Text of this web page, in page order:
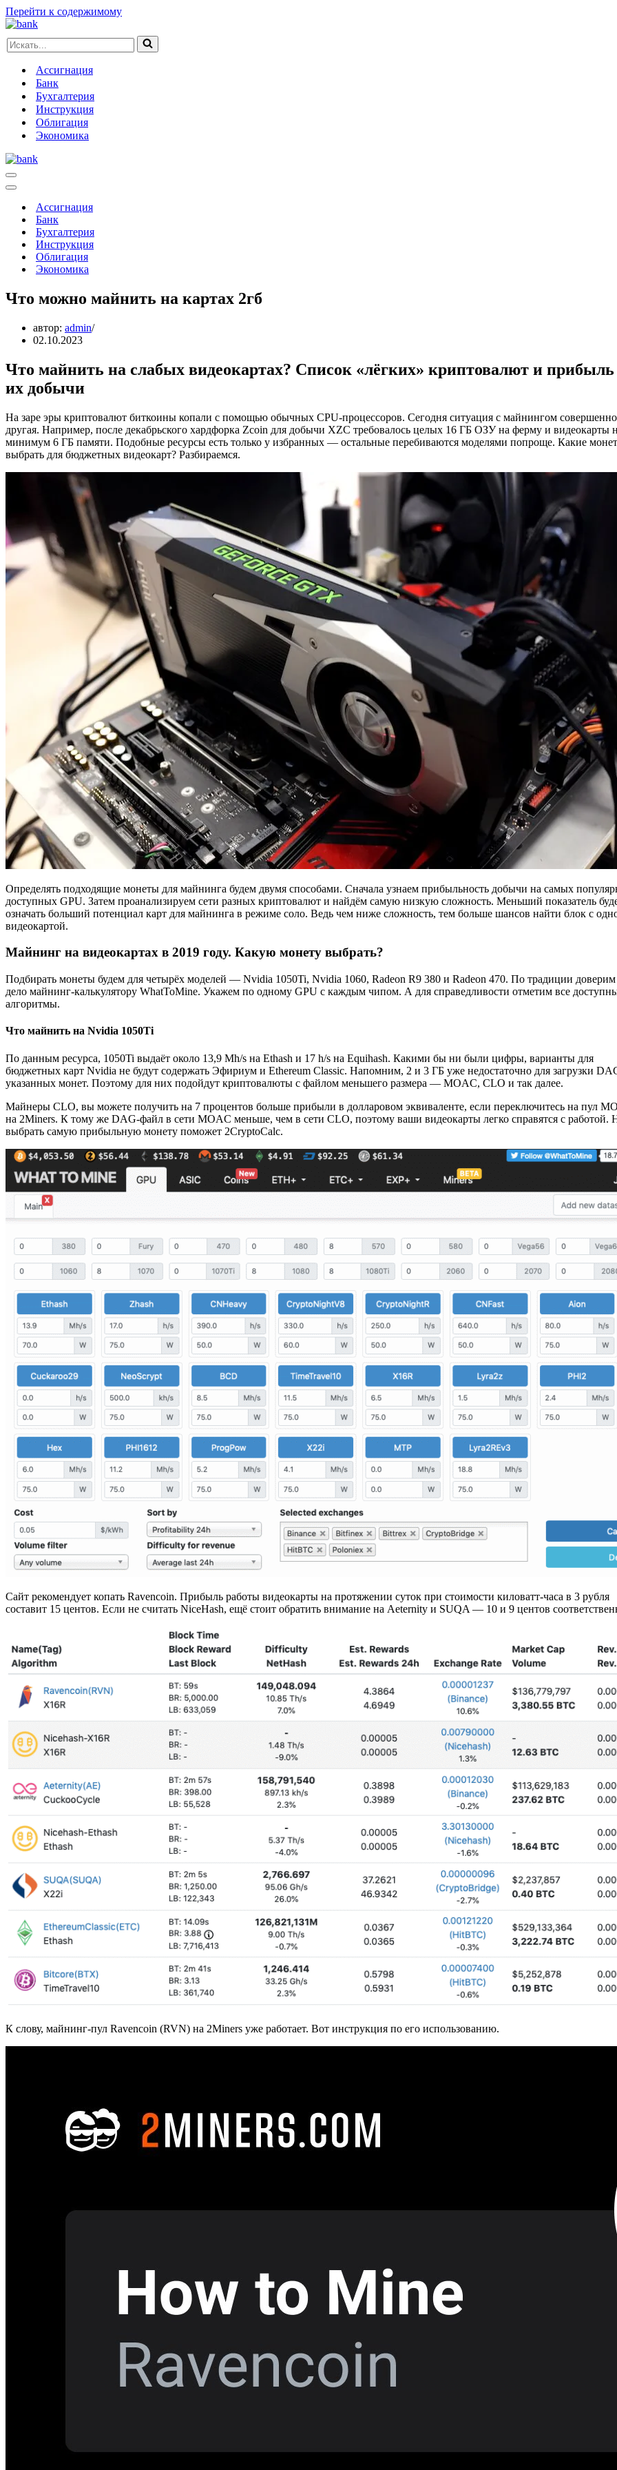
Перейти к содержимому
Искать...
Ассигнация
Банк
Бухгалтерия
Инструкция
Облигация
Экономика
Меню
навигации
Меню
навигацииАссигнация
Банк
Бухгалтерия
Инструкция
Облигация
Экономика
Что можно майнить на картах 2гб
автор: admin
02.10.2023
Что майнить на слабых видеокартах? Список «лёгких» криптовалют и прибыль
их добычи
На заре эры криптовалют биткоины копали с помощью обычных CPU-процессоров. Сегодня ситуация с майнингом совершенно
другая. Например, после декабрьского хардфорка Zcoin для добычи XZC требовалось целых 16 ГБ ОЗУ на ферму и видеокарты
минимум 6 ГБ памяти. Подобные ресурсы есть только у избранных — остальные перебиваются моделями попроще. Какие
выбрать для бюджетных видеокарт? Разбираемся.
Определять подходящие монеты для майнинга будем двумя способами. Сначала узнаем прибыльность добычи на самых
доступных GPU. Затем проанализируем сети разных криптовалют и найдём самую низкую сложность. Меньший показатель
означать больший потенциал карт для майнинга в режиме соло. Ведь чем ниже сложность, тем больше шансов найти блок с
видеокартой.
Майнинг на видеокартах в 2019 году. Какую монету выбрать?
Подбирать монеты будем для четырёх моделей — Nvidia 1050Ti, Nvidia 1060, Radeon R9 380 и Radeon 470. По традиции доверим
дело майнинг-калькулятору WhatToMine. Укажем по одному GPU с каждым чипом. А для справедливости отметим все
алгоритмы.
Что майнить на Nvidia 1050Ti
По данным ресурса, 1050Ti выдаёт около 13,9 Mh/s на Ethash и 17 h/s на Equihash. Какими бы ни были цифры, варианты для
бюджетных карт Nvidia не будут содержать Эфириум и Ethereum Classic. Напомним, 2 и 3 ГБ уже недостаточно для загрузки
указанных монет. Поэтому для них подойдут криптовалюты с файлом меньшего размера — MOAC, CLO и так далее.
Майнеры CLO, вы можете получить на 7 процентов больше прибыли в долларовом эквиваленте, если переключитесь на пул
на 2Miners. К тому же DAG-файл в сети MOAC меньше, чем в сети CLO, поэтому ваши видеокарты легко справятся с работой.
выбрать самую прибыльную монету поможет 2CryptoCalc.
Сайт рекомендует копать Ravencoin. Прибыль работы видеокарты на протяжении суток при стоимости киловатт-часа в 3 рубля
составит 15 центов. Если не считать NiceHash, ещё стоит обратить внимание на Aeternity и SUQA — 10 и 9 центов
К слову, майнинг-пул Ravencoin (RVN) на 2Miners уже работает. Вот инструкция по его использованию.